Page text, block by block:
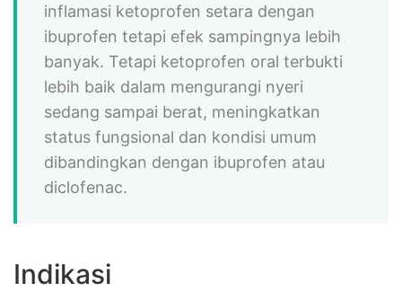
inflamasi ketoprofen setara dengan
ibuprofen tetapi efek sampingnya lebih
banyak. Tetapi ketoprofen oral terbukti
lebih baik dalam mengurangi nyeri
sedang sampai berat, meningkatkan
status fungsional dan kondisi umum
dibandingkan dengan ibuprofen atau
diclofenac.
Indikasi